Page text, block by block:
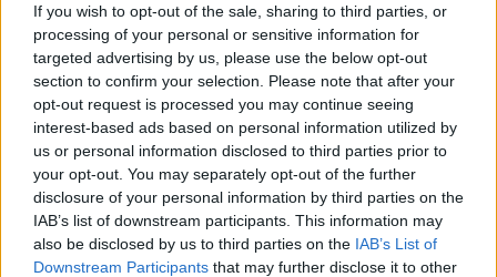
If you wish to opt-out of the sale, sharing to third parties, or
processing of your personal or sensitive information for
targeted advertising by us, please use the below opt-out
section to confirm your selection. Please note that after your
opt-out request is processed you may continue seeing
interest-based ads based on personal information utilized by
us or personal information disclosed to third parties prior to
your opt-out. You may separately opt-out of the further
disclosure of your personal information by third parties on the
IAB’s list of downstream participants. This information may
also be disclosed by us to third parties on the IAB’s List of
Downstream Participants that may further disclose it to other
Megismertem és elfogadom a GDPR-szabályzatot
Nem szeretne lemaradni semmiről? Csak egy kattintás, és hírlevelünk a
legfrissebb információkkal és exkluzív tartalmakkal hétről hétre
postaládájába érkezik!
A SZOL24 legfrissebb 24 cikke